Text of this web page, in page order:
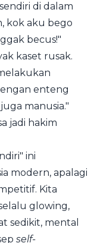
di dalam
kok aku bego
becus!"
kaset rusak.
enteng
manusia."
jadi hakim
ini
modern, apalagi
Kita
glowing,
sedikit, mental
self-